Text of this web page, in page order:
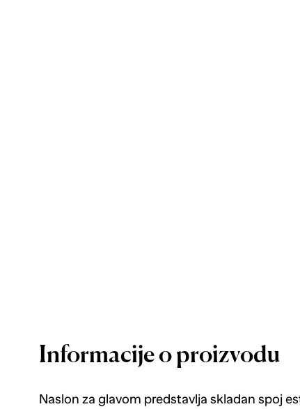
Informacije o proizvodu
Naslon za glavom predstavlja skladan spoj